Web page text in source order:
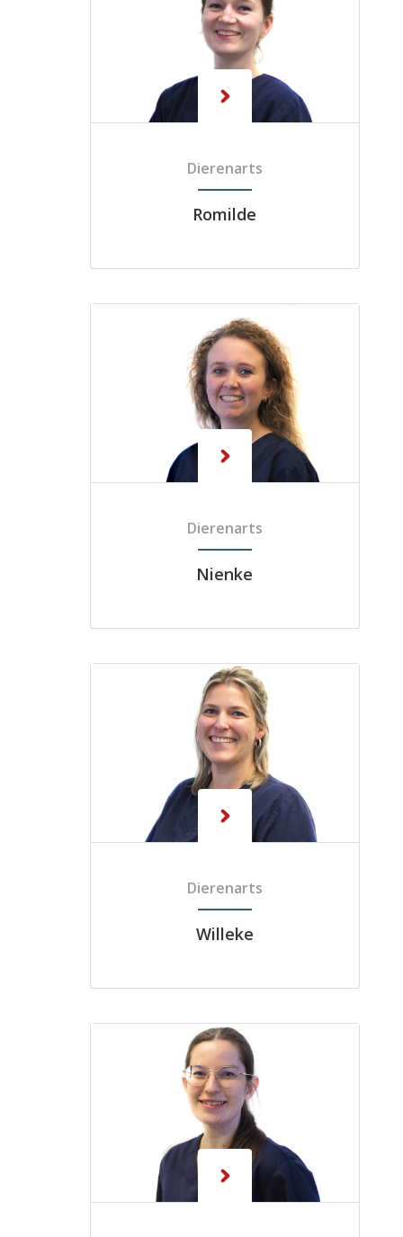
Dierenarts
Romilde
Dierenarts
Nienke
Dierenarts
Willeke